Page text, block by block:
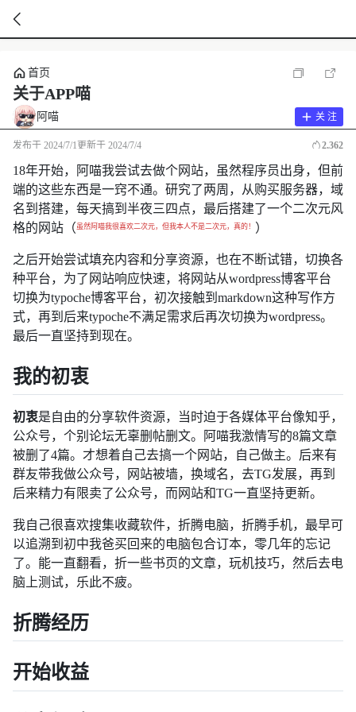
首页
关于APP喵
阿喵 关 注
发布于 2024/7/1 更新于 2024/7/4 2,362
18年开始，阿喵我尝试去做个网站，虽然程序员出身，但前
端的这些东西是一窍不通。研究了两周，从购买服务器，域
名到搭建，每天搞到半夜三四点，最后搭建了一个二次元风
格的网站（ 虽然阿喵我很喜欢二次元，但我本人不是二次元，真的！ ）
之后开始尝试填充内容和分享资源，也在不断试错，切换各
种平台，为了网站响应快速，将网站从wordpress博客平台
切换为typoche博客平台，初次接触到markdown这种写作方
式，再到后来typoche不满足需求后再次切换为wordpress。
最后一直坚持到现在。
我的初衷
初衷是自由的分享软件资源，当时迫于各媒体平台像知乎，
公众号，个别论坛无辜删帖删文。阿喵我激情写的8篇文章
被删了4篇。才想着自己去搞一个网站，自己做主。后来有
群友带我做公众号，网站被墙，换域名，去TG发展，再到
后来精力有限卖了公众号，而网站和TG一直坚持更新。
我自己很喜欢搜集收藏软件，折腾电脑，折腾手机，最早可
以追溯到初中我爸买回来的电脑包合订本，零几年的忘记
了。能一直翻看，折一些书页的文章，玩机技巧，然后去电
脑上测试，乐此不疲。
折腾经历
开始收益